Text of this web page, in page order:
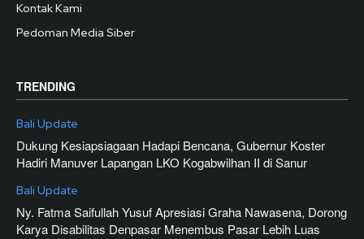
Kontak Kami
Pedoman Media Siber
TRENDING
Bali Update
Dukung Kesiapsiagaan Hadapi Bencana, Gubernur Koster
Hadiri Manuver Lapangan LKO Kogabwilhan II di Sanur
Bali Update
Ny. Fatma Saifullah Yusuf Apresiasi Graha Nawasena, Dorong
Karya Disabilitas Denpasar Menembus Pasar Lebih Luas